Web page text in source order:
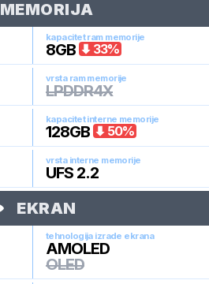
MEMORIJA
kapacitet ram memorije
8GB 33%
vrsta ram memorije
LPDDR4X
kapacitet interne memorije
128GB 50%
vrsta interne memorije
UFS 2.2
EKRAN
tehnologija izrade ekrana
AMOLED
OLED